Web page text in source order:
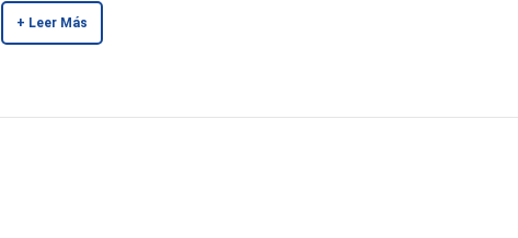
+ Leer Más